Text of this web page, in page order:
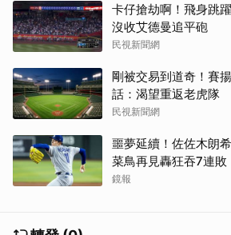
卡仔搶劫啊！飛身跳
沒收艾德曼追平砲
民視新聞網
剛被交易到道奇！賽
話：渴望重返老虎隊
民視新聞網
噩夢延續！佐佐木朗
菜鳥再見轟狂吞7連敗
鏡報